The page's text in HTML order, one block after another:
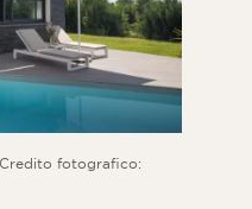
fotografico: